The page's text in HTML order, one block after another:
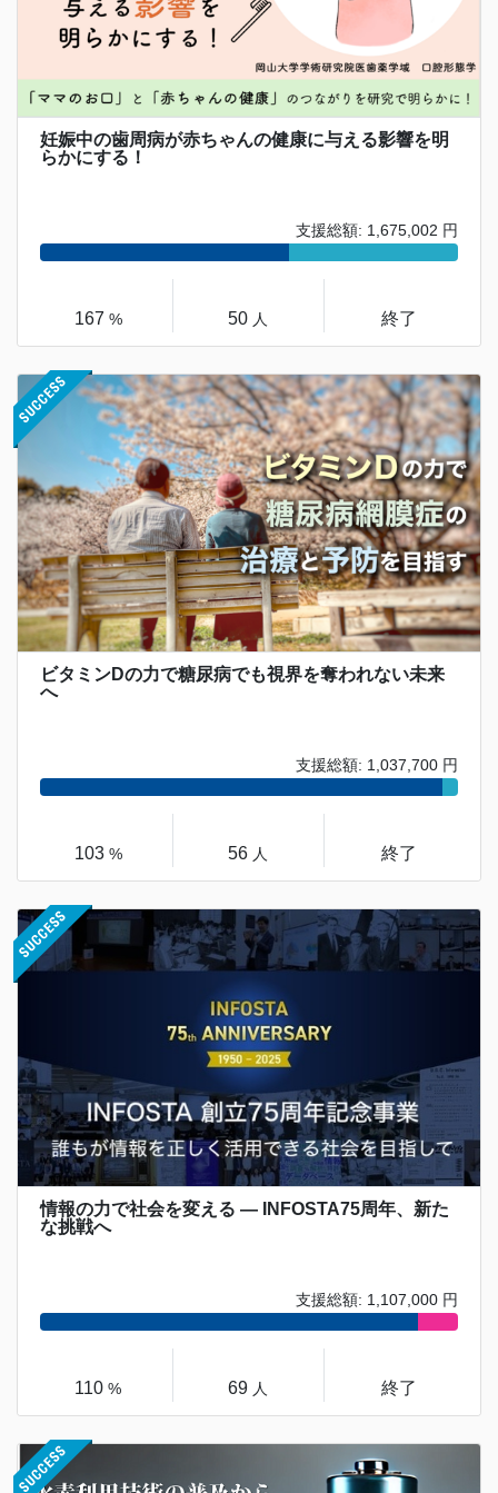
妊娠中の歯周病が赤ちゃんの健康に与える影響を明
らかにする！
支援総額: 1,675,002 円
167 % 50 人 終了
ビタミンDの力で糖尿病でも視界を奪われない未来
へ
支援総額: 1,037,700 円
103 % 56 人 終了
情報の力で社会を変える — INFOSTA75周年、新た
な挑戦へ
支援総額: 1,107,000 円
110% 69 人 終了